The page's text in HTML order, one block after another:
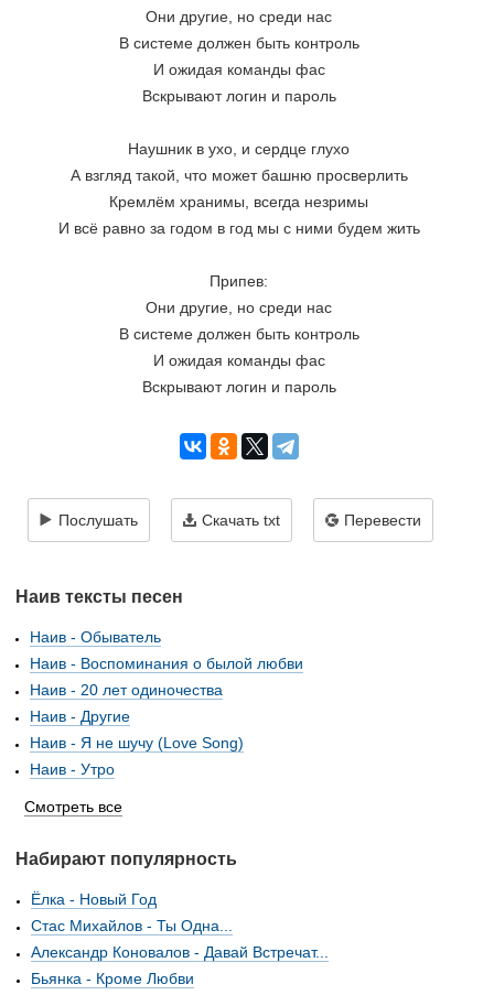
Они другие, но среди нас
В системе должен быть контроль
И ожидая команды фас
Вскрывают логин и пароль
Наушник в ухо, и сердце глухо
А взгляд такой, что может башню просверлить
Кремлём хранимы, всегда незримы
И всё равно за годом в год мы с ними будем жить
Припев:
Они другие, но среди нас
В системе должен быть контроль
И ожидая команды фас
Вскрывают логин и пароль
Послушать Скачать txt Перевести
Наив тексты песен
Наив - Обыватель
Наив - Воспоминания о былой любви
Наив - 20 лет одиночества
Наив - Другие
Наив - Я не шучу (Love Song)
Наив - Утро
Смотреть все
Набирают популярность
Ёлка - Новый Год
Стас Михайлов - Ты Одна...
Александр Коновалов - Давай Встречат...
Бьянка - Кроме Любви